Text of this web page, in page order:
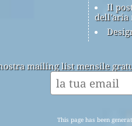
Il
dell'aria
mailing list mensile
This page has been